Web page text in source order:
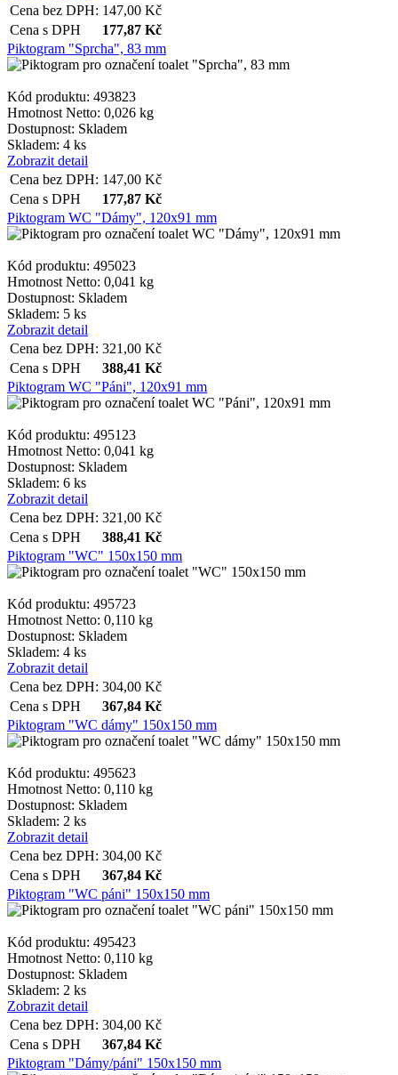
Cena bez DPH: 147,00 Kč
Cena s DPH
177,87 Kč
Piktogram "Sprcha", 83 mm
Kód produktu: 493823
Hmotnost Netto: 0,026 kg
Dostupnost: Skladem
Skladem: 4 ks
Zobrazit detail
Cena bez DPH: 147,00 Kč
Cena s DPH
177,87 Kč
Piktogram WC "Dámy", 120x91 mm
Kód produktu: 495023
Hmotnost Netto: 0,041 kg
Dostupnost: Skladem
Skladem: 5 ks
Zobrazit detail
Cena bez DPH: 321,00 Kč
Cena s DPH
388,41 Kč
Piktogram WC "Páni", 120x91 mm
Kód produktu: 495123
Hmotnost Netto: 0,041 kg
Dostupnost: Skladem
Skladem: 6 ks
Zobrazit detail
Cena bez DPH: 321,00 Kč
Cena s DPH
388,41 Kč
Piktogram "WC" 150x150 mm
Kód produktu: 495723
Hmotnost Netto: 0,110 kg
Dostupnost: Skladem
Skladem: 4 ks
Zobrazit detail
Cena bez DPH: 304,00 Kč
Cena s DPH
367,84 Kč
Piktogram "WC dámy" 150x150 mm
Kód produktu: 495623
Hmotnost Netto: 0,110 kg
Dostupnost: Skladem
Skladem: 2 ks
Zobrazit detail
Cena bez DPH: 304,00 Kč
Cena s DPH
367,84 Kč
Piktogram "WC páni" 150x150 mm
Kód produktu: 495423
Hmotnost Netto: 0,110 kg
Dostupnost: Skladem
Skladem: 2 ks
Zobrazit detail
Cena bez DPH: 304,00 Kč
Cena s DPH
367,84 Kč
Piktogram "Dámy/páni" 150x150 mm